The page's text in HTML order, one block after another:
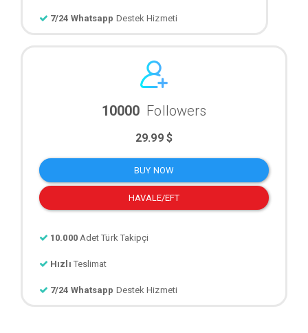
7/24 Whatsapp Destek Hizmeti
10000 Followers
29.99 $
BUY NOW
HAVALE/EFT
10.000 Adet Türk Takipçi
Hızlı Teslimat
7/24 Whatsapp Destek Hizmeti